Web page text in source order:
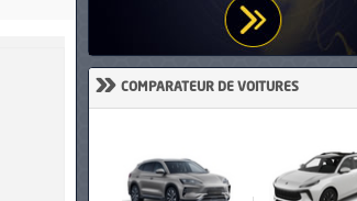
» COMPARATEUR DE VOITURES